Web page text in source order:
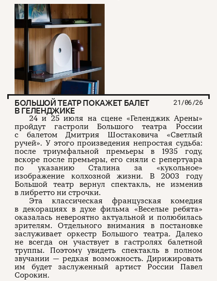
БОЛЬШОЙ ТЕАТР ПОКАЖЕТ БАЛЕТ
В ГЕЛЕНДЖИКЕ
21/06/26
24 и 25 июля на сцене «Геленджик Арены»
пройдут гастроли Большого театра России
с балетом Дмитрия Шостаковича «Светлый
ручей». У этого произведения непростая судьба:
после триумфальной премьеры в 1935 году,
вскоре после премьеры, его сняли с репертуара
по указанию Сталина за «кукольное»
изображение колхозной жизни. В 2003 году
Большой театр вернул спектакль, не изменив
в либретто ни строчки.
Эта классическая французская комедия
в декорациях в духе фильма «Веселые ребята»
оказалась невероятно актуальной и полюбилась
зрителям. Отдельного внимания в постановке
заслуживает оркестр Большого театра. Далеко
не всегда он участвует в гастролях балетной
труппы. Поэтому увидеть спектакль в полном
звучании — редкая возможность. Дирижировать
им будет заслуженный артист России Павел
Сорокин.